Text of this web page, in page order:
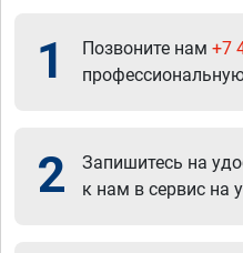
1 Позвоните нам +7
2
Запишитесь на
к нам в сервис на